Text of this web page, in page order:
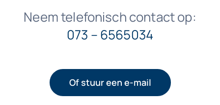
Neem telefonisch contact op:
073 – 6565034
Of stuur een e-mail